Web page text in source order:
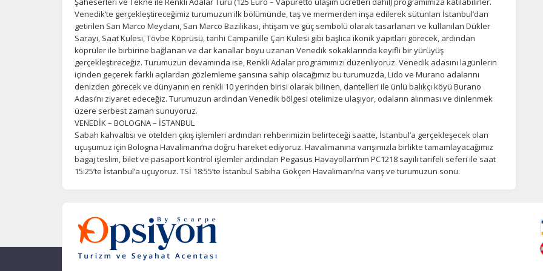
Venedik‘te gerçekleştireceğimiz turumuzun ilk bölümünde, taş ve mermerden inşa edilerek sütunları İstanbul’dan
getirilen San Marco Meydanı, San Marco Bazilikası, ihtişam ve güç sembolü olarak tasarlanan ve kullanılan Dükler
Sarayı, Saat Kulesi, Tövbe Köprüsü, tarihi Campanille Çan Kulesi gibi başlıca ikonik yapıtları görecek, ardından
köprüler ile birbirine bağlanan ve dar kanallar boyu uzanan Venedik sokaklarında keyifli bir yürüyüş
gerçekleştireceğiz. Turumuzun devamında ise, Renkli Adalar programımızı düzenliyoruz. Venedik adasını lagünlerin
içinden geçerek farklı açılardan gözlemleme şansına sahip olacağımız bu turumuzda, Lido ve Murano adalarını
denizden görecek ve dünyanın en renkli 10 yerinden birisi olarak bilinen, dantelleri ile ünlü balıkçı köyü Burano
Adası’nı ziyaret edeceğiz. Turumuzun ardından Venedik bölgesi otelimize ulaşıyor, odaların alınması ve dinlenmek
üzere serbest zaman sunuyoruz.
VENEDİK – BOLOGNA – İSTANBUL
Sabah kahvaltısı ve otelden çıkış işlemleri ardından rehberimizin belirteceği saatte, İstanbul’a gerçekleşecek olan
uçuşumuz için Bologna Havalimanı‘na doğru hareket ediyoruz. Havalimanına varışımızla birlikte tamamlayacağımız
bagaj teslim, bilet ve pasaport kontrol işlemler ardından Pegasus Havayolları‘nın PC1218 sayılı tarifeli seferi ile saat
15:25’te İstanbul’a uçuyoruz. TSİ 18:55’te İstanbul Sabiha Gökçen Havalimanı’na varış ve turumuzun sonu.